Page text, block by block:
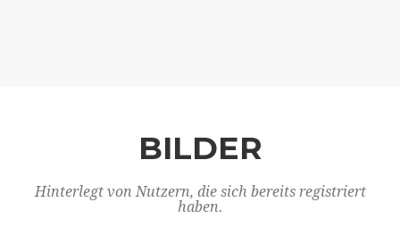
BILDER
Hinterlegt von Nutzern, die sich bereits registriert
haben.